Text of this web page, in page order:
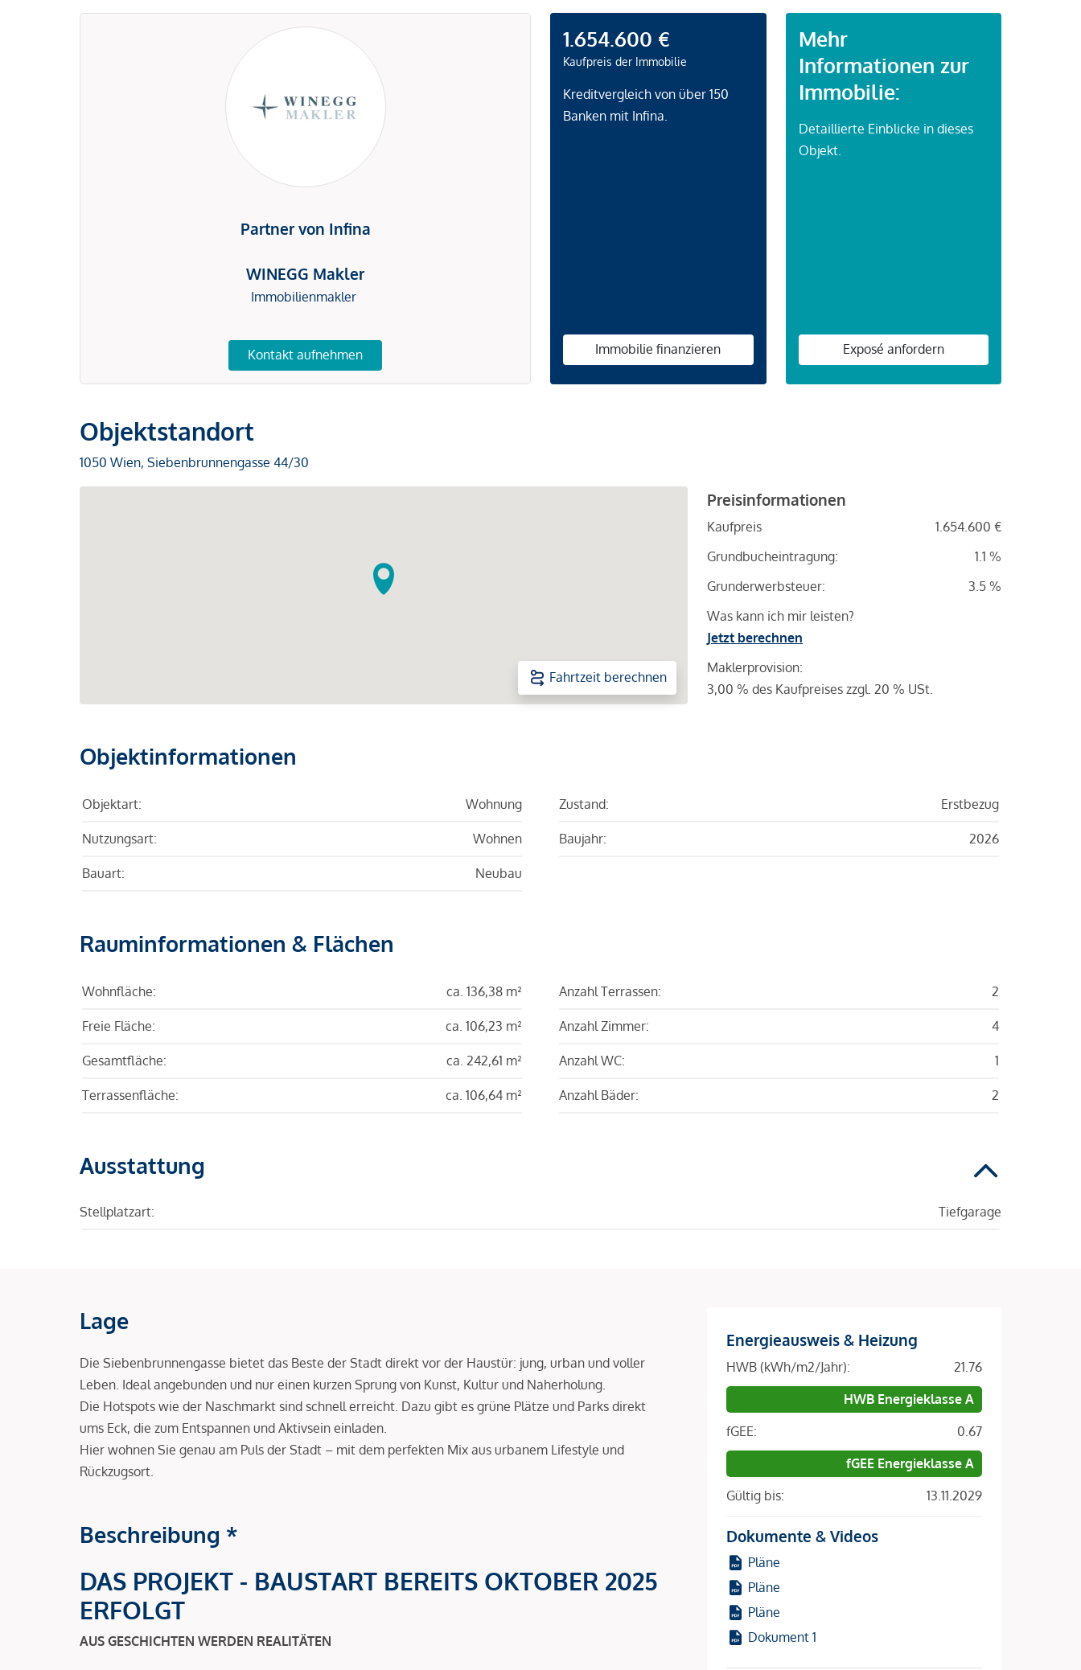
Partner von Infina
WINEGG Makler
Immobilienmakler
Kontakt aufnehmen
1.654.600 €
Kaufpreis der Immobilie
Kreditvergleich von über 150
Banken mit Infina.
Immobilie finanzieren
Mehr
Informationen zur
Immobilie:
Detaillierte Einblicke in dieses
Objekt.
Exposé anfordern
Objektstandort
1050 Wien, Siebenbrunnengasse 44/30
Fahrtzeit berechnen
Preisinformationen
Kaufpreis
1.654.600 €
Grundbucheintragung:
1.1 %
Grunderwerbsteuer:
3.5 %
Was kann ich mir leisten?
Jetzt berechnen
Maklerprovision:
3,00 % des Kaufpreises zzgl. 20 % USt.
Objektinformationen
Objektart: Wohnung
Nutzungsart: Wohnen
Bauart: Neubau
Zustand: Erstbezug
Baujahr: 2026
Rauminformationen & Flächen
Wohnfläche: ca. 136,38 m²
Freie Fläche: ca. 106,23 m²
Gesamtfläche: ca. 242,61 m²
Terrassenfläche: ca. 106,64 m²
Anzahl Terrassen: 2
Anzahl Zimmer: 4
Anzahl WC: 1
Anzahl Bäder: 2
Ausstattung
Stellplatzart: Tiefgarage
Lage
Die Siebenbrunnengasse bietet das Beste der Stadt direkt vor der Haustür: jung, urban und voller
Leben. Ideal angebunden und nur einen kurzen Sprung von Kunst, Kultur und Naherholung.
Die Hotspots wie der Naschmarkt sind schnell erreicht. Dazu gibt es grüne Plätze und Parks direkt
ums Eck, die zum Entspannen und Aktivsein einladen.
Hier wohnen Sie genau am Puls der Stadt – mit dem perfekten Mix aus urbanem Lifestyle und
Rückzugsort.
Beschreibung *
DAS PROJEKT - BAUSTART BEREITS OKTOBER 2025
ERFOLGT
AUS GESCHICHTEN WERDEN REALITÄTEN
Energieausweis & Heizung
HWB (kWh/m2/Jahr):
21.76
HWB Energieklasse A
fGEE:
0.67
fGEE Energieklasse A
Gültig bis:
13.11.2029
Dokumente & Videos
Pläne
Pläne
Pläne
Dokument 1